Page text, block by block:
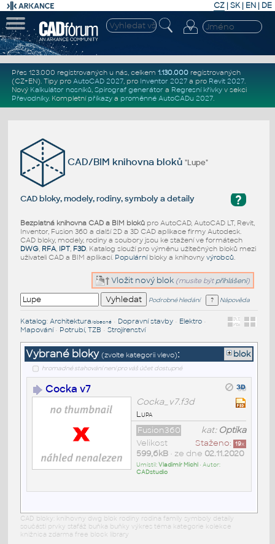
CZ | SK| EN | DE
Přes 123.000 registrovaných u nás, celkem 1.130.000registrovaných
(CZ+EN). Tipy pro AutoCAD 2027, pro Inventor 2027a pro Revit 2027.
Nový Kalkulátor nosníků, Spirograf generátor a Regresní křivkyv sekci
Převodníky. Kompletní příkazya proměnné AutoCADu 2027.
CAD/BIM knihovna bloků"Lupe"
?
CAD bloky, modely, rodiny, symboly a detaily
Bezplatná knihovna CAD a BIM blokůpro AutoCAD, AutoCAD LT, Revit,
Inventor, Fusion 360 a další 2D a 3D CAD aplikace firmy Autodesk.
CAD bloky, modely, rodiny a soubory jsou ke stažení ve formátech
DWG, RFA, IPT, F3D. Katalog slouží pro výměnu užitečných bloků mezi
uživateli CAD a BIM aplikací. Populárníbloky a knihovny výrobců.
Vložit nový blok (musíte být přihlášeni)
Podrobné hledání Nápověda
Katalog: Architektura/obecné• Dopravní stavby• Elektro•
Mapování• Potrubí, TZB • Strojírenství
Vybrané bloky (zvolte kategorii vlevo): blok
hromadné stahování není pro váš účet dostupné
Cocka v7
Cocka_v7.f3d
Lupa
kat: Optika
Fusion360
Staženo: 19x
Velikost
599,6kB• ze dne 02.11.2020
Umístil:Vladimír Michl • Autor:
CADstudio
CAD bloky: knihovny dwg blok rodiny rodina family symboly detaily
součásti prvky stafáž buňka buňky výkres téma kategorie kolekce
knižnica zdarma free block library